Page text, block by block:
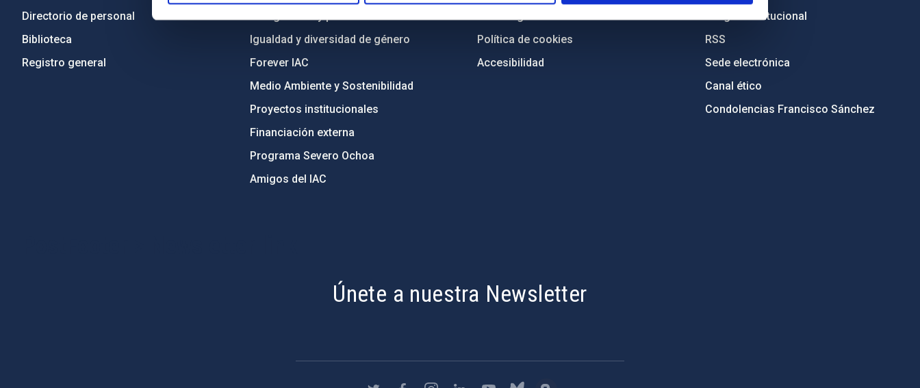
Directorio de personal
Biblioteca
Registro general
Código ético y política antifraude
Igualdad y diversidad de género
Forever IAC
Medio Ambiente y Sostenibilidad
Proyectos institucionales
Financiación externa
Programa Severo Ochoa
Amigos del IAC
Aviso legal
Política de cookies
Accesibilidad
Imagen institucional
RSS
Sede electrónica
Canal ético
Condolencias Francisco Sánchez
Únete a nuestra Newsletter